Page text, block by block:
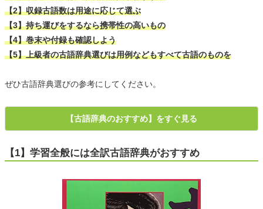
【2】収録古語数は用途に応じて選ぶ
【3】持ち運びをするなら携帯性の高いもの
【4】巻末や付録も確認しよう
【5】上級者の古語辞典選びは用例などもすべて古語のものを
ぜひ古語辞典選びの参考にしてください。
【古語辞典のおすすめ】をすぐ見る
【1】学習全般には全訳古語辞典がおすすめ